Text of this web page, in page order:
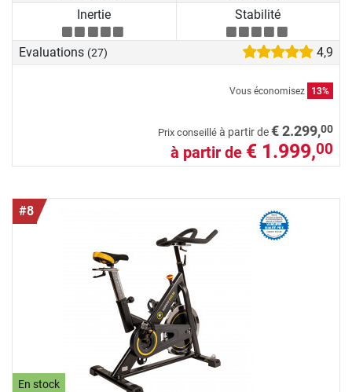
Inertie Stabilité
Evaluations (27) 4,9
Vous économisez 13%
Prix conseillé à partir de€ 2.299,00
à partir de € 1.999,00
#8
En stock